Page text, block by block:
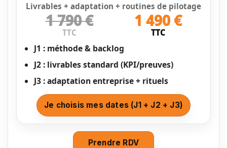
Livrables + adaptation + routines de pilotage
1 790 €
TTC
1 490 €
TTC
J1 : méthode & backlog
J2 : livrables standard (KPI/preuves)
J3 : adaptation entreprise + rituels
Je choisis mes dates (J1 + J2 + J3)
Prendre RDV